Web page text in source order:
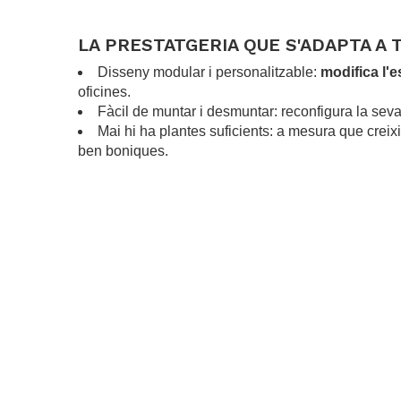
LA PRESTATGERIA QUE S'ADAPTA A
Disseny modular i personalitzable: modifica
oficines.
Fàcil de muntar i desmuntar: reconfigura la
Mai hi ha plantes suficients: a mesura que
ben boniques.